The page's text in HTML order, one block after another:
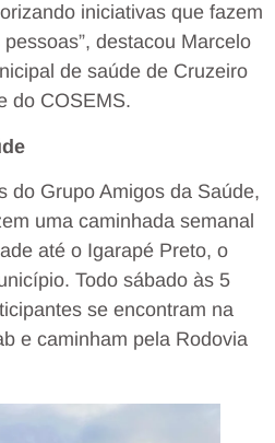
iniciativas que fazem
destacou Marcelo
de saúde de Cruzeiro
do COSEMS.
do Grupo Amigos da Saúde,
uma caminhada semanal
até o Igarapé Preto, o
Todo sábado às 5
se encontram na
e caminham pela Rodovia